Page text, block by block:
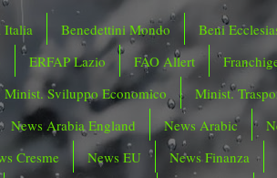
Italia Benedettini Mondo
Beni
ERFAP Lazio FAO Allert
Minist. Sviluppo Economico
Minist.
News Arabia England News Arabic
Cresme News EU
News Finanza